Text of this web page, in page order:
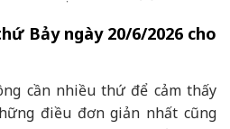
Bảy ngày 20/6/2026 cho
cần nhiều thứ để cảm thấy
điều đơn giản nhất cũng